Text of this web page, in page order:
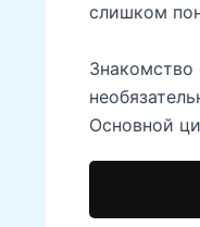
слишком
Основной